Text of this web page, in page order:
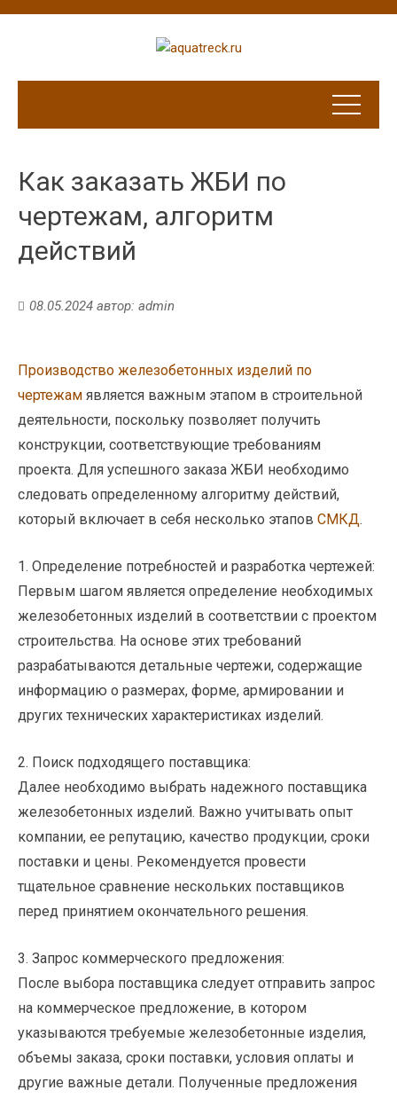
Как заказать ЖБИ по
чертежам, алгоритм
действий
08.05.2024 автор: admin
Производство железобетонных изделий по
чертежам является важным этапом в строительной
деятельности, поскольку позволяет получить
конструкции, соответствующие требованиям
проекта. Для успешного заказа ЖБИ необходимо
следовать определенному алгоритму действий,
который включает в себя несколько этапов СМКД.
1. Определение потребностей и разработка чертежей:
Первым шагом является определение необходимых
железобетонных изделий в соответствии с проектом
строительства. На основе этих требований
разрабатываются детальные чертежи, содержащие
информацию о размерах, форме, армировании и
других технических характеристиках изделий.
2. Поиск подходящего поставщика:
Далее необходимо выбрать надежного поставщика
железобетонных изделий. Важно учитывать опыт
компании, ее репутацию, качество продукции, сроки
поставки и цены. Рекомендуется провести
тщательное сравнение нескольких поставщиков
перед принятием окончательного решения.
3. Запрос коммерческого предложения:
После выбора поставщика следует отправить запрос
на коммерческое предложение, в котором
указываются требуемые железобетонные изделия,
объемы заказа, сроки поставки, условия оплаты и
другие важные детали. Полученные предложения